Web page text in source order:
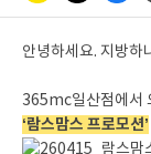
안녕하세요. 지방
365mc일산점에서
‘람스맘스 프로모션’